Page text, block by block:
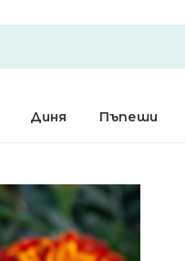
Диня Пъпеши